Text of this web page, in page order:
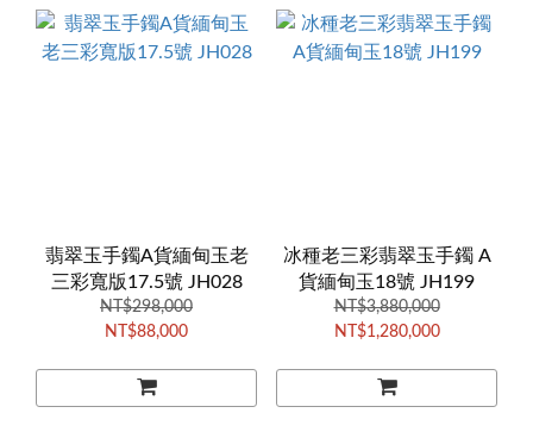
翡翠玉手鐲A貨緬甸玉老
三彩寬版17.5號 JH028
NT$298,000
NT$88,000
冰種老三彩翡翠玉手鐲 A
貨緬甸玉18號 JH199
NT$3,880,000
NT$1,280,000